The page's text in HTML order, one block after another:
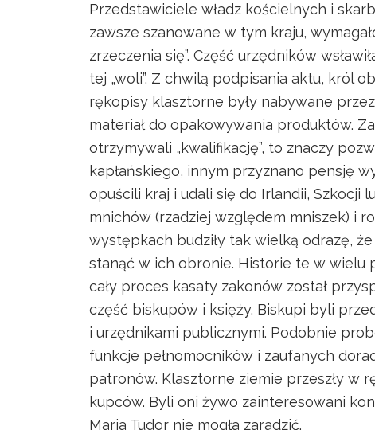
Przedstawiciele władz kościelnych i
zawsze szanowane w tym kraju,
zrzeczenia się”. Część urzędników
tej „woli”. Z chwilą podpisania aktu, król
rękopisy klasztorne były nabywane
materiał do opakowywania produktów.
otrzymywali „kwalifikację”, to znaczy
kapłańskiego, innym przyznano pensję
opuścili kraj i udali się do Irlandii, Szkocji
mnichów (rzadziej względem mniszek) i
występkach budziły tak wielką odrazę,
stanąć w ich obronie. Historie te w wielu
cały proces kasaty zakonów został
część biskupów i księży. Biskupi byli
i urzędnikami publicznymi. Podobnie
funkcje pełnomocników i zaufanych
patronów. Klasztorne ziemie przeszły w
kupców. Byli oni żywo zainteresowani
Maria Tudor nie mogła zaradzić.